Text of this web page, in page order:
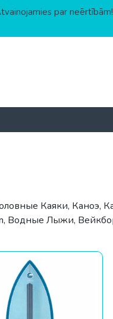
par
Каяки, Каноэ,
Водные Лыжи,